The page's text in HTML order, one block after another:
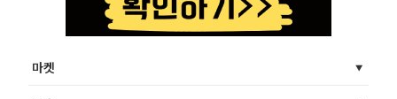
마켓